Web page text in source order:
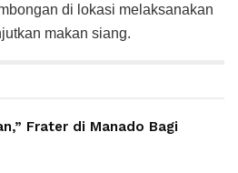
di lokasi melaksanakan
makan siang.
Frater di Manado Bagi